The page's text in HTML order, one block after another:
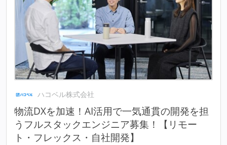
ハコベル株式会社
物流DXを加速！AI活用で一気通貫の開発を担
うフルスタックエンジニア募集！【リモー
ト・フレックス・自社開発】